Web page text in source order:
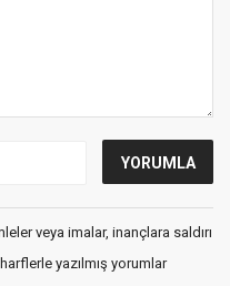
veya imalar, inançlara saldırı
yazılmış yorumlar